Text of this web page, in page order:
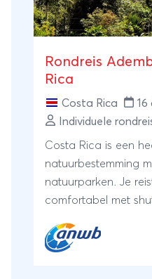
Rondreis
Rica
Costa Rica
16
Individuele
Costa Rica is een
natuurbestemming
natuurparken. Je
comfortabel met
andere hoogtepunt
mooi Costa Rica.